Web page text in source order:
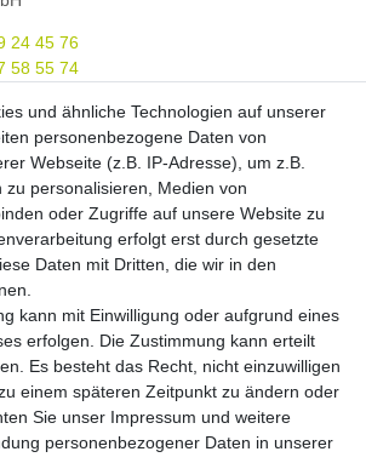
24 45 76
58 55 74
9.00 - 21.00
Hochgebirgs- oder
und ähnliche Technologien auf unserer
personenbezogene Daten von
Webseite (z.B. IP-Adresse), um z.B.
zu personalisieren, Medien von
oder Zugriffe auf unsere Website zu
erfolgt erst durch gesetzte
Daten mit Dritten, die wir in den
kann mit Einwilligung oder aufgrund eines
erfolgen. Die Zustimmung kann erteilt
Es besteht das Recht, nicht einzuwilligen
einem späteren Zeitpunkt zu ändern oder
Sie unser Impressum und weitere
personenbezogener Daten in unserer